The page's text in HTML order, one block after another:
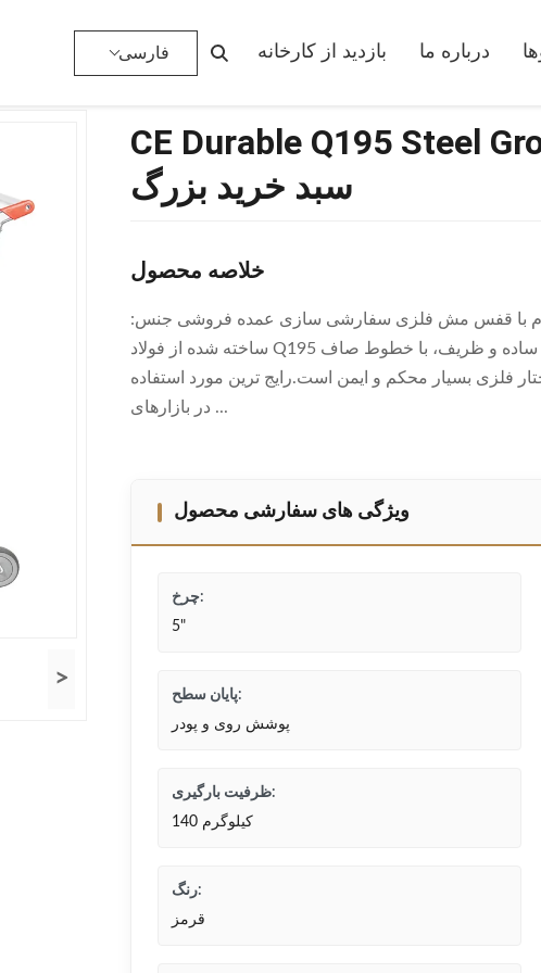
درباره ما بازدید از کارخانه فارسی
>
CE Durable Q195 Steel
سبد خرید بزرگ
خلاصه محصول
دوام با قفس مش فلزی سفارشی سازی عمده فروشی جنس:
ساخته شده از فولاد Q195 با کیفیت بالا، بادوام و محکم. طراحی: طراحی کلی ساده و ظریف، با خطوط صاف
فلزی بسیار محکم و ایمن است.رایج ترین مورد استفاده
در بازارهای ...
ویژگی های سفارشی محصول
چرخ:
5"
پایان سطح:
پوشش روی و پودر
ظرفیت بارگیری:
140 کیلوگرم
رنگ:
قرمز